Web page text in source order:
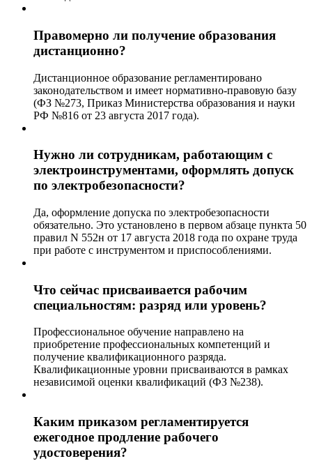
Правомерно ли получение образования
дистанционно?
Дистанционное образование регламентировано
законодательством и имеет нормативно-правовую базу
(ФЗ №273, Приказ Министерства образования и науки
РФ №816 от 23 августа 2017 года).
Нужно ли сотрудникам, работающим с
электроинструментами, оформлять допуск
по электробезопасности?
Да, оформление допуска по электробезопасности
обязательно. Это установлено в первом абзаце пункта 50
правил N 552н от 17 августа 2018 года по охране труда
при работе с инструментом и приспособлениями.
Что сейчас присваивается рабочим
специальностям: разряд или уровень?
Профессиональное обучение направлено на
приобретение профессиональных компетенций и
получение квалификационного разряда.
Квалификационные уровни присваиваются в рамках
независимой оценки квалификаций (ФЗ №238).
Каким приказом регламентируется
ежегодное продление рабочего
удостоверения?